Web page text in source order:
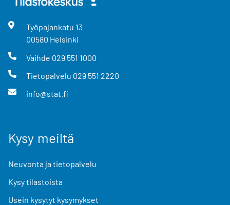
Työpajankatu 13
00580 Helsinki
Vaihde 029 551 1000
Tietopalvelu 029 551 2220
info@stat.fi
Kysy meiltä
Neuvonta ja tietopalvelu
Kysy tilastoista
Usein kysytyt kysymykset